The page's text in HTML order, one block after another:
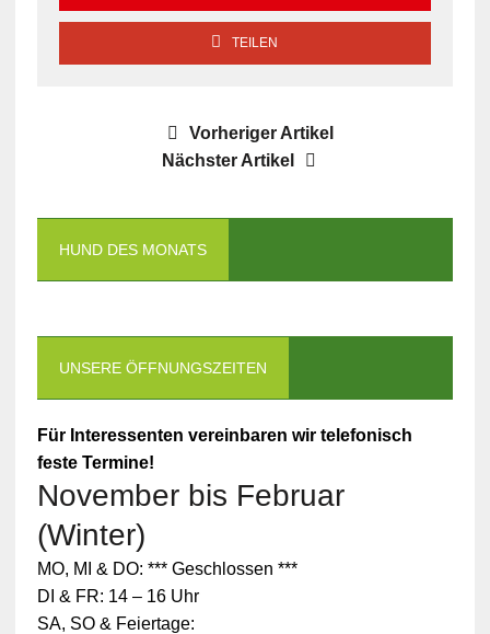
TEILEN
Vorheriger Artikel
Nächster Artikel
HUND DES MONATS
UNSERE ÖFFNUNGSZEITEN
Für Interessenten vereinbaren wir telefonisch
feste Termine!
November bis Februar
(Winter)
MO, MI & DO: *** Geschlossen ***
DI & FR: 14 – 16 Uhr
SA, SO & Feiertage: